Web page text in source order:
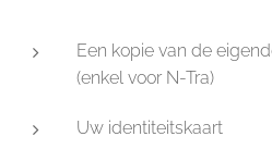
Een kopie van de
(enkel voor N-Tra)
Uw identiteitskaart